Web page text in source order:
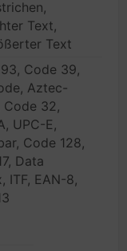
Text,
Text
Code 39,
Aztec-
Code 32,
UPC-E,
Code 128,
Data
ITF, EAN-8,